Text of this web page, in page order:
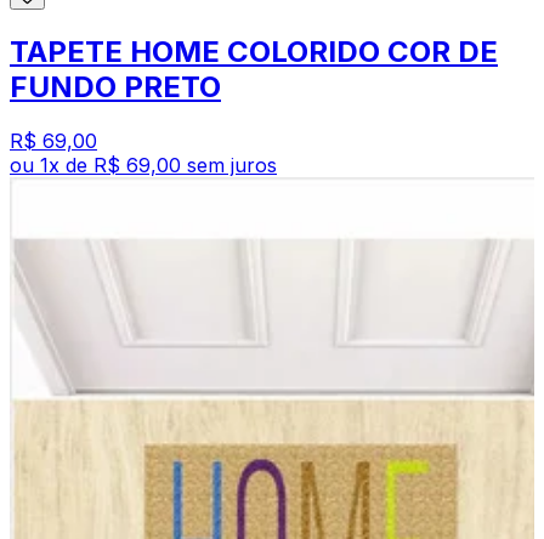
TAPETE HOME COLORIDO COR DE
FUNDO PRETO
R$ 69,00
ou 1x de R$ 69,00 sem juros